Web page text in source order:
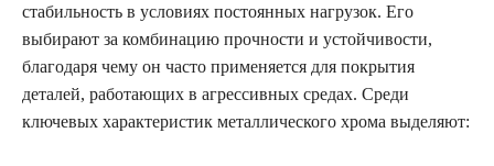
стабильность в условиях постоянных нагрузок. Его
выбирают за комбинацию прочности и устойчивости,
благодаря чему он часто применяется для покрытия
деталей, работающих в агрессивных средах. Среди
ключевых характеристик металлического хрома выделяют: